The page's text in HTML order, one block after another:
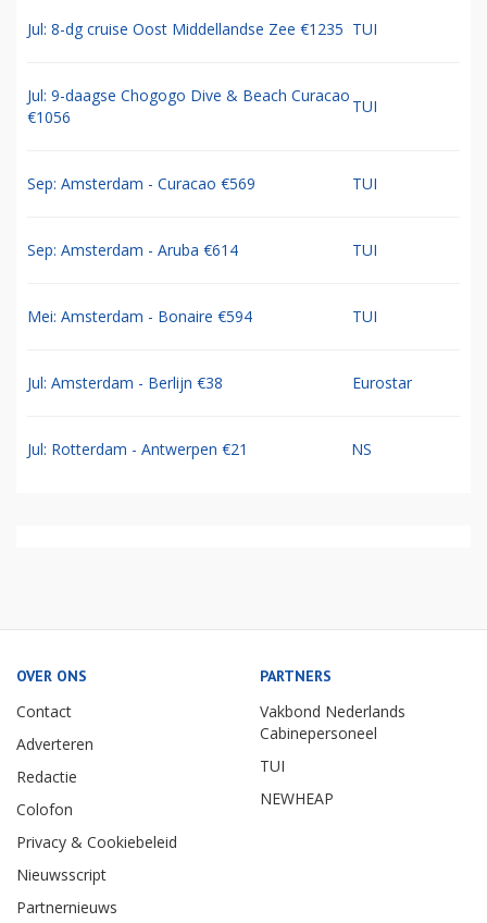
Jul: 8-dg cruise Oost Middellandse Zee €1235 TUI
Jul: 9-daagse Chogogo Dive & Beach Curacao
€1056
TUI
Sep: Amsterdam - Curacao €569 TUI
Sep: Amsterdam - Aruba €614 TUI
Mei: Amsterdam - Bonaire €594 TUI
Jul: Amsterdam - Berlijn €38 Eurostar
Jul: Rotterdam - Antwerpen €21 NS
OVER ONS
Contact
Adverteren
Redactie
Colofon
Privacy & Cookiebeleid
Nieuwsscript
Partnernieuws
PARTNERS
Vakbond Nederlands
Cabinepersoneel
TUI
NEWHEAP